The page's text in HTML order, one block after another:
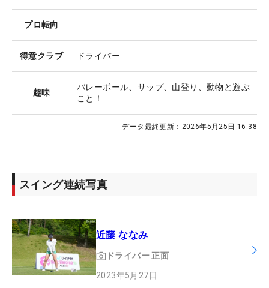
プロ転向
得意クラブ ドライバー
趣味
バレーボール、サップ、山登り、動物と遊ぶ
こと！
データ最終更新： 2026年5月25日 16:38
スイング連続写真
近藤 ななみ
ドライバー 正面
2023年5月27日